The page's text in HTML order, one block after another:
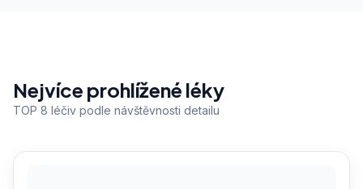
Nejvíce prohlížené léky
TOP 8 léčiv podle návštěvnosti detailu